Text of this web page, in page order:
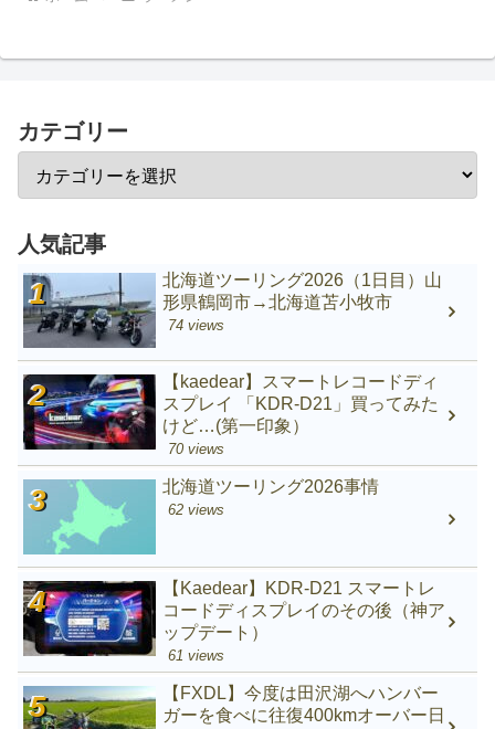
カテゴリー
人気記事
北海道ツーリング2026（1日目）山
形県鶴岡市→北海道苫小牧市
74 views
【kaedear】スマートレコードディ
スプレイ 「KDR-D21」買ってみた
けど…(第一印象）
70 views
北海道ツーリング2026事情
62 views
【Kaedear】KDR-D21 スマートレ
コードディスプレイのその後（神ア
ップデート）
61 views
【FXDL】今度は田沢湖へハンバー
ガーを食べに往復400kmオーバー日